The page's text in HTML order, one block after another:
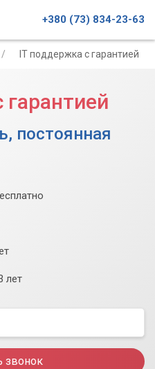
+380 (73) 834-23-63
IT поддержка с гарантией
постоянная
лет
звонок